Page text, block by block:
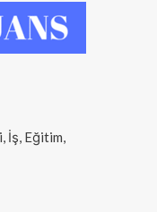
İş, Eğitim,